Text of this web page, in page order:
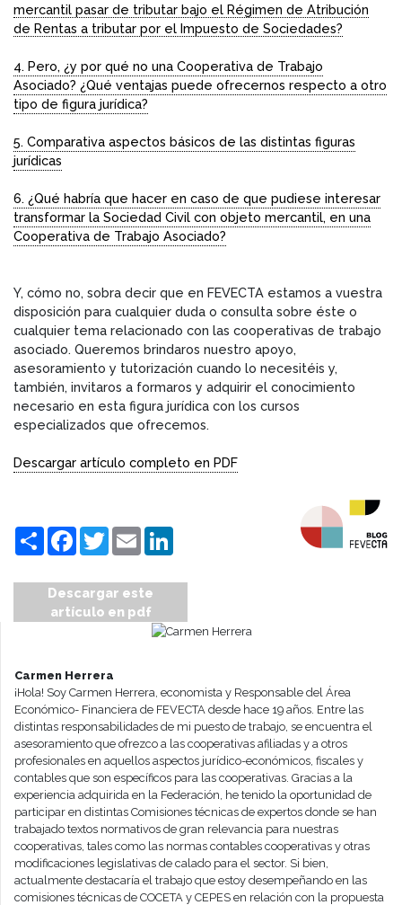
mercantil pasar de tributar bajo el Régimen de Atribución
de Rentas a tributar por el Impuesto de Sociedades?
4. Pero, ¿y por qué no una Cooperativa de Trabajo
Asociado? ¿Qué ventajas puede ofrecernos respecto a otro
tipo de figura jurídica?
5. Comparativa aspectos básicos de las distintas figuras
jurídicas
6. ¿Qué habría que hacer en caso de que pudiese interesar
transformar la Sociedad Civil con objeto mercantil, en una
Cooperativa de Trabajo Asociado?
Y, cómo no, sobra decir que en FEVECTA estamos a vuestra
disposición para cualquier duda o consulta sobre éste o
cualquier tema relacionado con las cooperativas de trabajo
asociado. Queremos brindaros nuestro apoyo,
asesoramiento y tutorización cuando lo necesitéis y,
también, invitaros a formaros y adquirir el conocimiento
necesario en esta figura jurídica con los cursos
especializados que ofrecemos.
Descargar artículo completo en PDF
CompartirFacebook
TwitterEmail
Descargar este
artículo en pdf
Carmen Herrera
¡Hola! Soy Carmen Herrera, economista y Responsable del Área
Económico- Financiera de FEVECTA desde hace 19 años. Entre las
distintas responsabilidades de mi puesto de trabajo, se encuentra el
asesoramiento que ofrezco a las cooperativas afiliadas y a otros
profesionales en aquellos aspectos jurídico-económicos, fiscales y
contables que son específicos para las cooperativas. Gracias a la
experiencia adquirida en la Federación, he tenido la oportunidad de
participar en distintas Comisiones técnicas de expertos donde se han
trabajado textos normativos de gran relevancia para nuestras
cooperativas, tales como las normas contables cooperativas y otras
modificaciones legislativas de calado para el sector. Si bien,
actualmente destacaría el trabajo que estoy desempeñando en las
comisiones técnicas de COCETA y CEPES en relación con la propuesta